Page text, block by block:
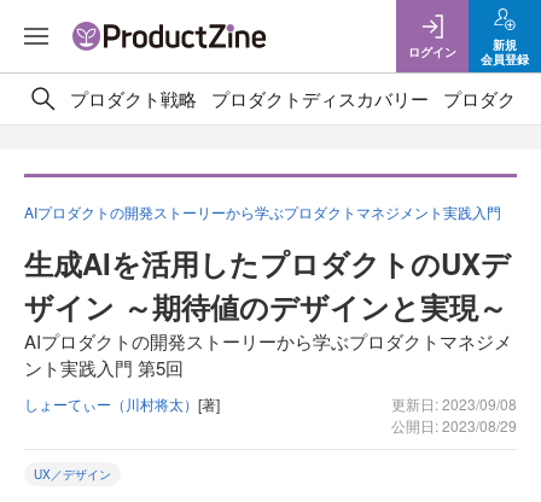
ログイン
新規
会員登録
プロダクト戦略 プロダクトディスカバリー プロダクト
AIプロダクトの開発ストーリーから学ぶプロダクトマネジメント実践入門
生成AIを活用したプロダクトのUXデ
ザイン ～期待値のデザインと実現～
AIプロダクトの開発ストーリーから学ぶプロダクトマネジメ
ント実践入門 第5回
しょーてぃー（川村将太） [著]
更新日: 2023/09/08
公開日: 2023/08/29
UX／デザイン